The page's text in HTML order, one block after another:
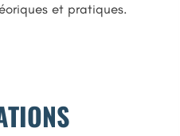
et pratiques.